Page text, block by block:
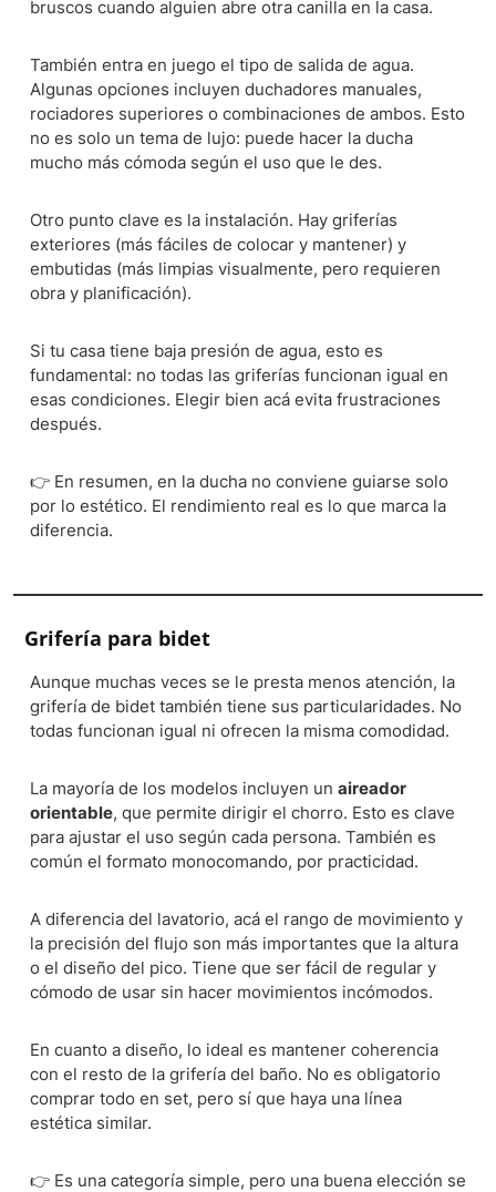
bruscos cuando alguien abre otra canilla en la casa.
También entra en juego el tipo de salida de agua.
Algunas opciones incluyen duchadores manuales,
rociadores superiores o combinaciones de ambos. Esto
no es solo un tema de lujo: puede hacer la ducha
mucho más cómoda según el uso que le des.
Otro punto clave es la instalación. Hay griferías
exteriores (más fáciles de colocar y mantener) y
embutidas (más limpias visualmente, pero requieren
obra y planificación).
Si tu casa tiene baja presión de agua, esto es
fundamental: no todas las griferías funcionan igual en
esas condiciones. Elegir bien acá evita frustraciones
después.
👉 En resumen, en la ducha no conviene guiarse solo
por lo estético. El rendimiento real es lo que marca la
diferencia.
Grifería para bidet
Aunque muchas veces se le presta menos atención, la
grifería de bidet también tiene sus particularidades. No
todas funcionan igual ni ofrecen la misma comodidad.
La mayoría de los modelos incluyen un aireador
orientable, que permite dirigir el chorro. Esto es clave
para ajustar el uso según cada persona. También es
común el formato monocomando, por practicidad.
A diferencia del lavatorio, acá el rango de movimiento y
la precisión del flujo son más importantes que la altura
o el diseño del pico. Tiene que ser fácil de regular y
cómodo de usar sin hacer movimientos incómodos.
En cuanto a diseño, lo ideal es mantener coherencia
con el resto de la grifería del baño. No es obligatorio
comprar todo en set, pero sí que haya una línea
estética similar.
👉 Es una categoría simple, pero una buena elección se